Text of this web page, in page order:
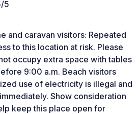
5
and caravan visitors: Repeated
to this location at risk. Please
occupy extra space with tables
9:00 a.m. Beach visitors
use of electricity is illegal and
Show consideration
keep this place open for